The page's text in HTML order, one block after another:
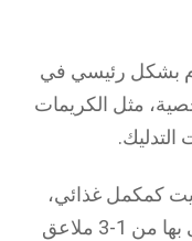
بشكل رئيسي في
مثل الكريمات
كمكمل غذائي،
بحيث تتراوح الجرعة الشائعة الموصى بها من 1-3 ملاعق